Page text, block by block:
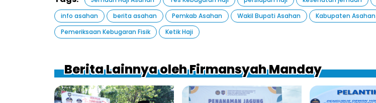
info asahan
berita asahan Pemkab Asahan Wakil Bupati Asahan
Kabupaten Asahan
Pemeriksaan Kebugaran Fisik
Ketik Haji
Berita Lainnya oleh Firmansyah Manday